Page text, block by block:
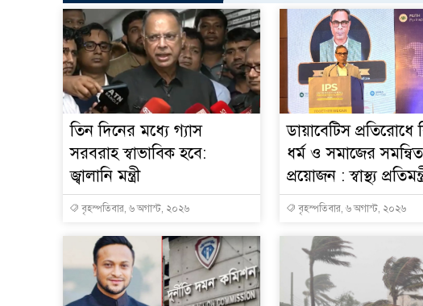
তিন দিনের মধ্যে গ্যাস
সরবরাহ স্বাভাবিক হবে:
জ্বালানি মন্ত্রী
বৃহস্পতিবার, ৬ অগাস্ট, ২০২৬
ডায়াবেটিস প্রতিরোধে
ধর্ম ও সমাজের
প্রয়োজন : স্বাস্থ্য
বৃহস্পতিবার, ৬ অগাস্ট, ২০২৬